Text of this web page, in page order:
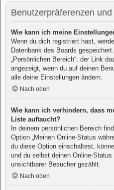
Benutzerpräferenzen
Wie kann ich meine
Wenn du dich registriert hast,
Datenbank des Boards
„Persönlichen Bereich“; der Link
angezeigt, wenn du auf deinen
alle deine Einstellungen ändern.
Nach oben
Wie kann ich verhindern, dass
Liste auftaucht?
In deinem persönlichen Bereich
Option „Meinen Online-Status
du diese Option einschaltest,
und du selbst deinen Online-
unsichtbarer Besucher gezählt.
Nach oben